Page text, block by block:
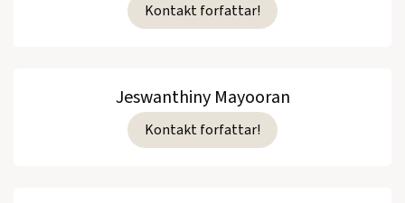
Kontakt forfattar!
Jeswanthiny Mayooran
Kontakt forfattar!